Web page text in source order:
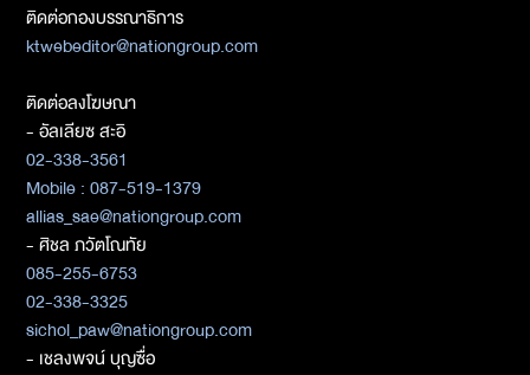
ติดต่อกองบรรณาธิการ
ktwebeditor@nationgroup.com
ติดต่อลงโฆษณา
- อัลเลียซ สะอิ
02-338-3561
Mobile : 087-519-1379
allias_sae@nationgroup.com
- ศิชล ภวัตโณทัย
085-255-6753
02-338-3325
sichol_paw@nationgroup.com
- เชลงพจน์ บุญซื่อ